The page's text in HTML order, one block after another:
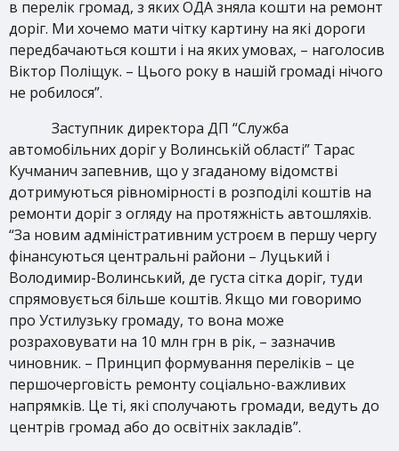
в перелік громад, з яких ОДА зняла кошти на ремонт
доріг. Ми хочемо мати чітку картину на які дороги
передбачаються кошти і на яких умовах, – наголосив
Віктор Поліщук. – Цього року в нашій громаді нічого
не робилося”.
Заступник директора ДП “Служба
автомобільних доріг у Волинській області” Тарас
Кучманич запевнив, що у згаданому відомстві
дотримуються рівномірності в розподілі коштів на
ремонти доріг з огляду на протяжність автошляхів.
“За новим адміністративним устроєм в першу чергу
фінансуються центральні райони – Луцький і
Володимир-Волинський, де густа сітка доріг, туди
спрямовується більше коштів. Якщо ми говоримо
про Устилузьку громаду, то вона може
розраховувати на 10 млн грн в рік, – зазначив
чиновник. – Принцип формування переліків – це
першочерговість ремонту соціально-важливих
напрямків. Це ті, які сполучають громади, ведуть до
центрів громад або до освітніх закладів”.